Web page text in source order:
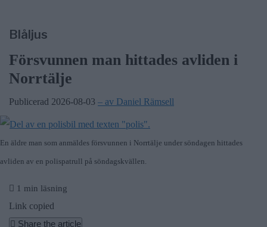
Blåljus
Försvunnen man hittades avliden i
Norrtälje
Publicerad 2026-08-03 – av Daniel Rämsell
En äldre man som anmäldes försvunnen i Norrtälje under söndagen hittades
avliden av en polispatrull på söndagskvällen.
1 min läsning
Link copied
Share the article